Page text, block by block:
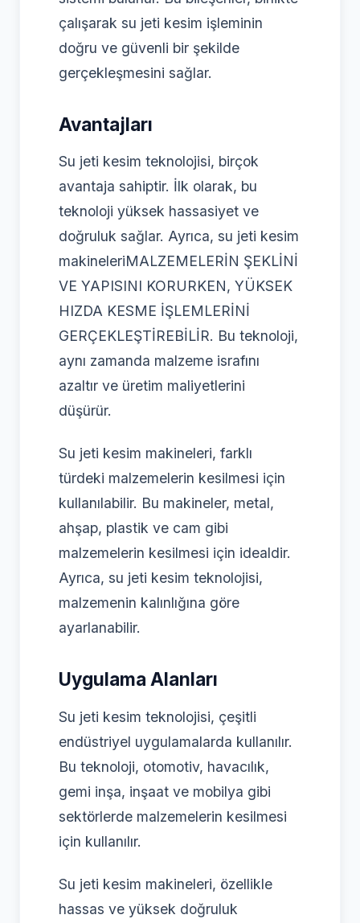
çalışarak su jeti kesim işleminin
doğru ve güvenli bir şekilde
gerçekleşmesini sağlar.
Avantajları
Su jeti kesim teknolojisi, birçok
avantaja sahiptir. İlk olarak, bu
teknoloji yüksek hassasiyet ve
doğruluk sağlar. Ayrıca, su jeti kesim
makineleriMALZEMELERİN ŞEKLİNİ
VE YAPISINI KORURKEN, YÜKSEK
HIZDA KESME İŞLEMLERİNİ
GERÇEKLEŞTİREBİLİR. Bu teknoloji,
aynı zamanda malzeme israfını
azaltır ve üretim maliyetlerini
düşürür.
Su jeti kesim makineleri, farklı
türdeki malzemelerin kesilmesi için
kullanılabilir. Bu makineler, metal,
ahşap, plastik ve cam gibi
malzemelerin kesilmesi için idealdir.
Ayrıca, su jeti kesim teknolojisi,
malzemenin kalınlığına göre
ayarlanabilir.
Uygulama Alanları
Su jeti kesim teknolojisi, çeşitli
endüstriyel uygulamalarda kullanılır.
Bu teknoloji, otomotiv, havacılık,
gemi inşa, inşaat ve mobilya gibi
sektörlerde malzemelerin kesilmesi
için kullanılır.
Su jeti kesim makineleri, özellikle
hassas ve yüksek doğruluk